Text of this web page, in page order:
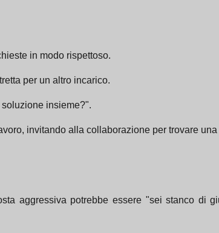
in modo rispettoso.
per un altro incarico.
insieme?".
invitando alla collaborazione per trovare
aggressiva potrebbe essere "sei stanco di